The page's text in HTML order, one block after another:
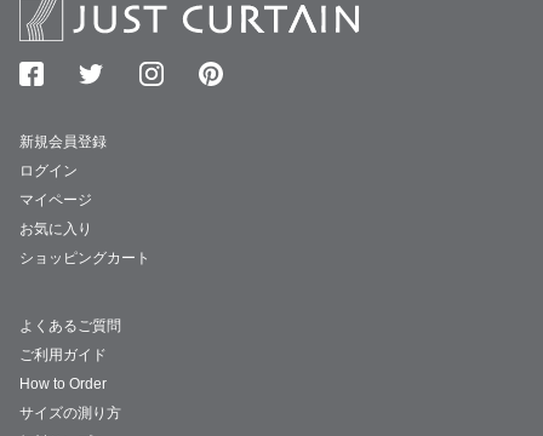
新規会員登録
ログイン
マイページ
お気に入り
ショッピングカート
よくあるご質問
ご利用ガイド
How to Order
サイズの測り方